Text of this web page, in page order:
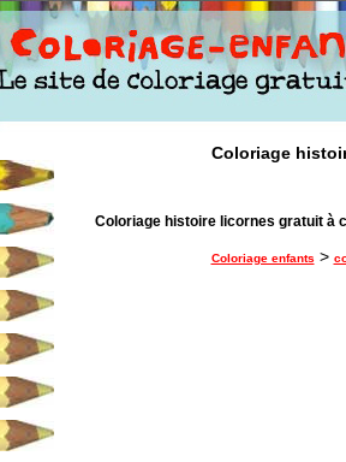
Coloriage
Coloriage histoire licornes gratuit à
Coloriage enfants >